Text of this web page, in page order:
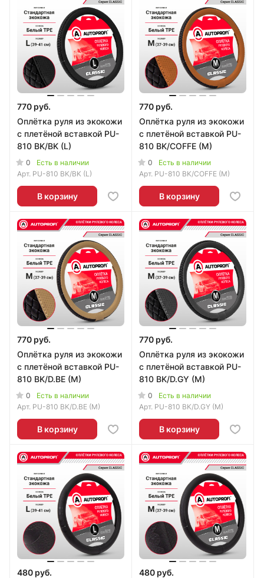
770 руб.
Оплётка руля из экокожи
с плетёной вставкой PU-
810 BK/BK (L)
0
Есть в наличии
Арт. PU-810 BK/BK (L)
В корзину
770 руб.
Оплётка руля из экокожи
с плетёной вставкой PU-
810 BK/COFFE (M)
0
Есть в наличии
Арт. PU-810 BK/COFFE (M)
В корзину
770 руб.
Оплётка руля из экокожи
с плетёной вставкой PU-
810 BK/D.BE (M)
0
Есть в наличии
Арт. PU-810 BK/D.BE (M)
В корзину
770 руб.
Оплётка руля из экокожи
с плетёной вставкой PU-
810 BK/D.GY (M)
0
Есть в наличии
Арт. PU-810 BK/D.GY (M)
В корзину
480 руб.
480 руб.